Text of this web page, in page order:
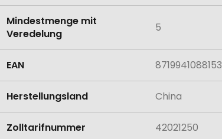
Mindestmenge mit
Veredelung
5
EAN 8719941088153
Herstellungsland China
Zolltarifnummer 42021250